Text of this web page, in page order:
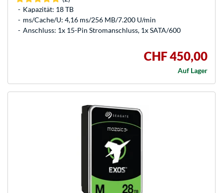
Kapazität: 18 TB
ms/Cache/U: 4,16 ms/256 MB/7.200 U/min
Anschluss: 1x 15-Pin Stromanschluss, 1x SATA/600
CHF 450,00
Auf Lager